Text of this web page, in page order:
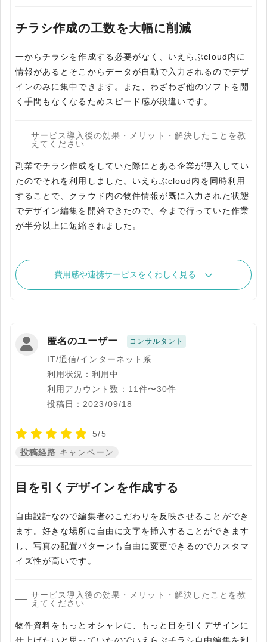
チラシ作成の工数を大幅に削減
一からチラシを作成する必要がなく、いえらぶcloud内に
情報があるとそこからデータが自動で入力されるのでデザ
インのみに集中できます。また、わざわざ他のソフトを開
く手間もなくなるためスピード感が段違いです。
サービス導入後の効果・メリット・解決したことを教
えてください
副業でチラシ作成をしていた際にとある企業が導入してい
たのでそれを利用しました。いえらぶcloud内を同時利用
することで、クラウド内の物件情報が既に入力された状態
でデザイン編集を開始できたので、今まで行っていた作業
が半分以上に短縮されました。
費用感や連携サービスをくわしく見る
匿名のユーザー コンサルタント
IT/通信/インターネット系
利用状況：利用中
利用アカウント数：11件〜30件
投稿日：2023/09/18
5/5
投稿経路 キャンペーン
目を引くデザインを作成する
自由設計なので編集者のこだわりを反映させることができ
ます。好きな場所に自由に文字を挿入することができます
し、写真の配置パターンも自由に変更できるのでカスタマ
イズ性が高いです。
サービス導入後の効果・メリット・解決したことを教
えてください
物件資料をもっとオシャレに、もっと目を引くデザインに